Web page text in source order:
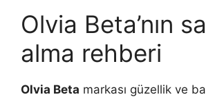
Olvia Beta’nın
alma rehberi
Olvia Beta markası güzellik ve